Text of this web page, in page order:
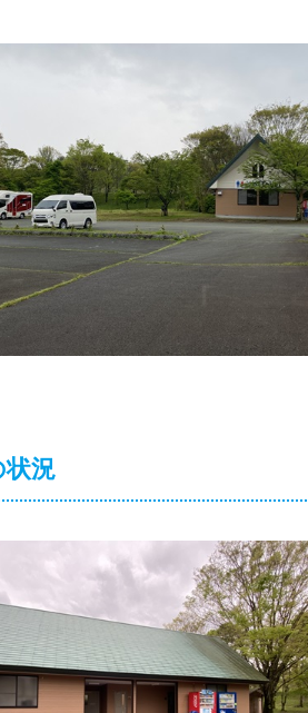
状況